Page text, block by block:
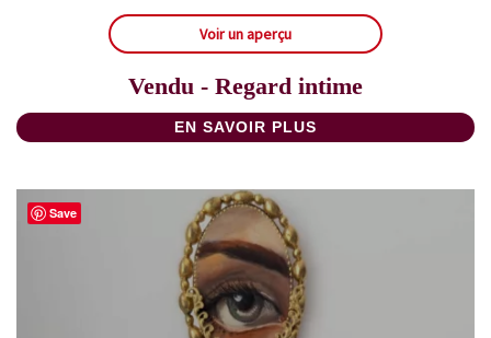
Voir un aperçu
Vendu - Regard intime
EN SAVOIR PLUS
Save